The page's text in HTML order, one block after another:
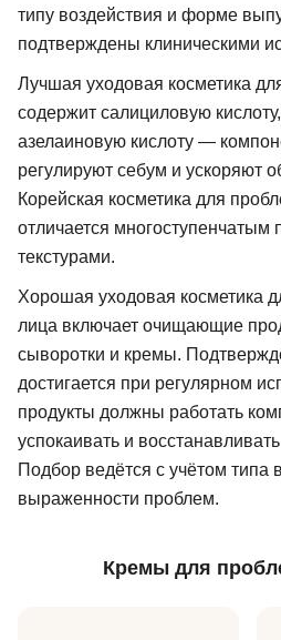
типу воздействия и форме
подтверждены клиническими
Лучшая уходовая косметика
содержит салициловую
азелаиновую кислоту —
регулируют себум и ускоряют
Корейская косметика для
отличается многоступенчатым
текстурами.
Хорошая уходовая косметика
лица включает очищающие
сыворотки и кремы.
достигается при регулярном
продукты должны работать
успокаивать и
Подбор ведётся с учётом типа
выраженности проблем.
Кремы для